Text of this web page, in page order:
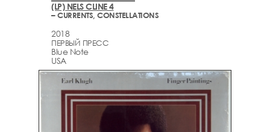
(LP) NELS CLINE 4
– CURRENTS, CONSTELLATIONS
2018
ПЕРВЫЙ ПРЕСС
Blue Note
USA